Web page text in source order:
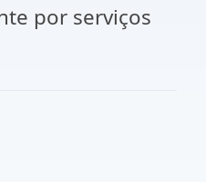
por serviços